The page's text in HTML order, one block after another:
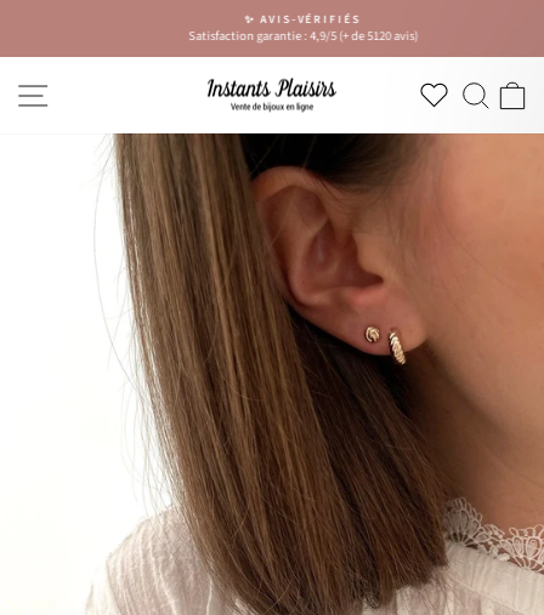
contenu
Diaporama
Pause
✨ AVIS-VÉRIFIÉS
Satisfaction garantie : 4,9/5 (+ de 5120 avis)